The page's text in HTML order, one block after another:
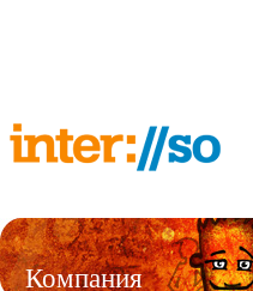
Компания